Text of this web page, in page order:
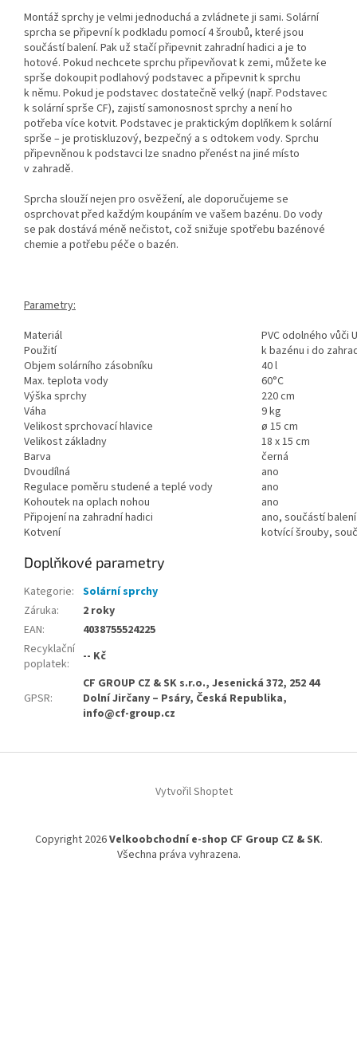
Montáž sprchy je velmi jednoduchá a zvládnete ji sami. Solární
sprcha se připevní k podkladu pomocí 4 šroubů, které jsou
součástí balení. Pak už stačí připevnit zahradní hadici a je to
hotové. Pokud nechcete sprchu připevňovat k zemi, můžete ke
sprše dokoupit podlahový podstavec a připevnit k sprchu
k němu. Pokud je podstavec dostatečně velký (např. Podstavec
k solární sprše CF), zajistí samonosnost sprchy a není ho
potřeba více kotvit. Podstavec je praktickým doplňkem k solární
sprše – je protiskluzový, bezpečný a s odtokem vody. Sprchu
připevněnou k podstavci lze snadno přenést na jiné místo
v zahradě.
Sprcha slouží nejen pro osvěžení, ale doporučujeme se
osprchovat před každým koupáním ve vašem bazénu. Do vody
se pak dostává méně nečistot, což snižuje spotřebu bazénové
chemie a potřebu péče o bazén.
Parametry:
Materiál
PVC odolného vůči
Použití
k bazénu i do
Objem solárního zásobníku
40 l
Max. teplota vody
60°C
Výška sprchy
220 cm
Váha
9 kg
Velikost sprchovací hlavice
ø 15 cm
Velikost základny
18 x 15 cm
Barva
černá
Dvoudílná
ano
Regulace poměru studené a teplé vody
ano
Kohoutek na oplach nohou
ano
Připojení na zahradní hadici
ano, součástí balení
Kotvení
kotvící šrouby,
Doplňkové parametry
Kategorie: Solární sprchy
Záruka:
2 roky
EAN:
4038755524225
Recyklační
poplatek: -- Kč
GPSR:
CF GROUP CZ & SK s.r.o., Jesenická 372, 252 44
Dolní Jirčany – Psáry, Česká Republika,
info@cf-group.cz
Vytvořil Shoptet
Copyright 2026Velkoobchodní e-shop CF Group CZ & SK.
Všechna práva vyhrazena.